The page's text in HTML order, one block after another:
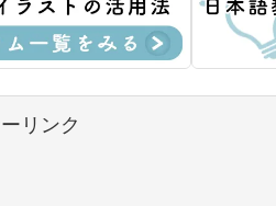
リンク